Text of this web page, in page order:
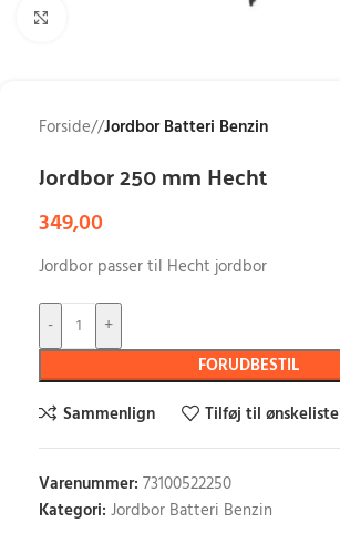
Forside/ Jordbor Batteri Benzin
Jordbor 250 mm Hecht
349,00
Jordbor passer til Hecht jordbor
-
+
FORUDBESTIL
Sammenlign
Tilføj til ønskeliste
Varenummer: 73100522250
Kategori: Jordbor Batteri Benzin